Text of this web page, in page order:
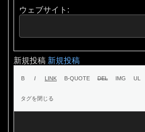
ウェブサイト:
新規投稿 新規投稿